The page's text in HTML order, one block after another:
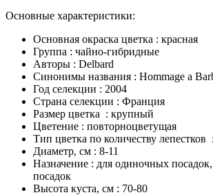
Основные характеристики:
Основная окраска цветка : красная
Группа : чайно-гибридные
Авторы : Delbard
Синонимы названия : Hommage a
Год селекции : 2004
Страна селекции : Франция
Размер цветка : крупный
Цветение : повторноцветущая
Тип цветка по количеству
Диаметр, см : 8-11
Назначение : для одиночных
посадок
Высота куста, см : 70-80